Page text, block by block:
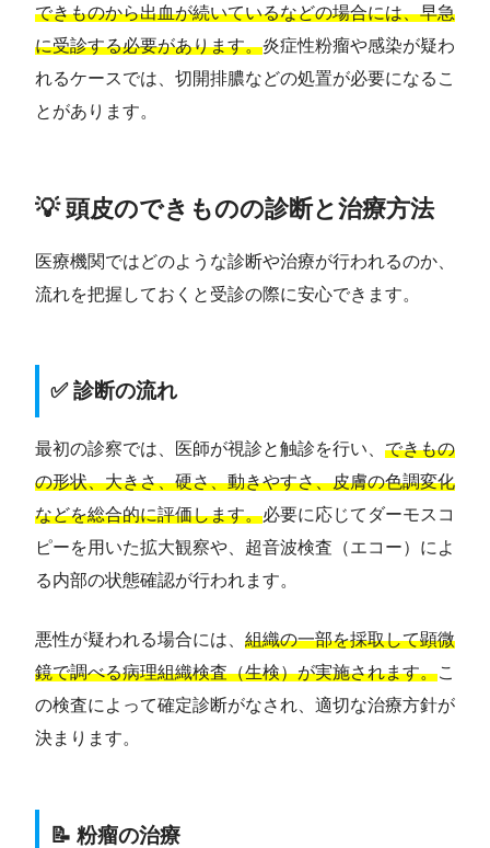
できものから出血が続いているなどの場合には、早急
に受診する必要があります。炎症性粉瘤や感染が疑わ
れるケースでは、切開排膿などの処置が必要になるこ
とがあります。
💡 頭皮のできものの診断と治療方法
医療機関ではどのような診断や治療が行われるのか、
流れを把握しておくと受診の際に安心できます。
✅ 診断の流れ
最初の診察では、医師が視診と触診を行い、 できもの
の形状、大きさ、硬さ、動きやすさ、皮膚の色調変化
などを総合的に評価します。必要に応じてダーモスコ
ピーを用いた拡大観察や、超音波検査（エコー）によ
る内部の状態確認が行われます。
悪性が疑われる場合には、 組織の一部を採取して顕微
鏡で調べる病理組織検査（生検）が実施されます。こ
の検査によって確定診断がなされ、適切な治療方針が
決まります。
📝 粉瘤の治療